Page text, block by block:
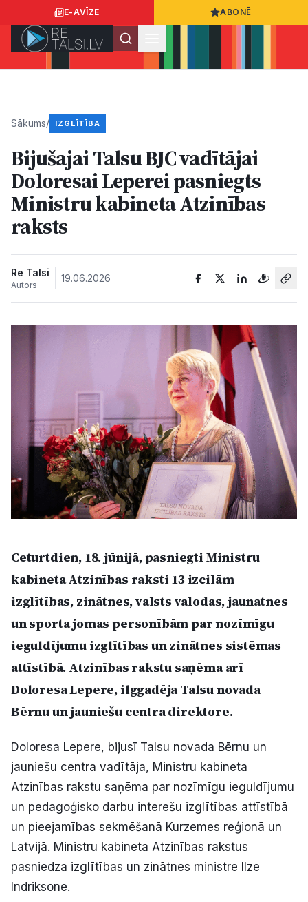
E-AVĪZE ABONĒ
Ziņas
Sabiedrība
Video
Vieta
Pasākumi
Reklāma
Politiskā reklāma
Par mums
Ziņo redakcijai
Facebook Instagram YouTube
E-avīze Abonē
Sākums/ IZGLĪTĪBA
Bijušajai Talsu BJC vadītājai
Doloresai Leperei pasniegts
Ministru kabineta Atzinības
raksts
Re Talsi
Autors
19.06.2026
Ceturtdien, 18. jūnijā, pasniegti Ministru
kabineta Atzinības raksti 13 izcilām
izglītības, zinātnes, valsts valodas, jaunatnes
un sporta jomas personībām par nozīmīgu
ieguldījumu izglītības un zinātnes sistēmas
attīstībā. Atzinības rakstu saņēma arī
Doloresa Lepere, ilggadēja Talsu novada
Bērnu un jauniešu centra direktore.
Doloresa Lepere, bijusī Talsu novada Bērnu un
jauniešu centra vadītāja, Ministru kabineta
Atzinības rakstu saņēma par nozīmīgu ieguldījumu
un pedagoģisko darbu interešu izglītības attīstībā
un pieejamības sekmēšanā Kurzemes reģionā un
Latvijā. Ministru kabineta Atzinības rakstus
pasniedza izglītības un zinātnes ministre Ilze
Indriksone.